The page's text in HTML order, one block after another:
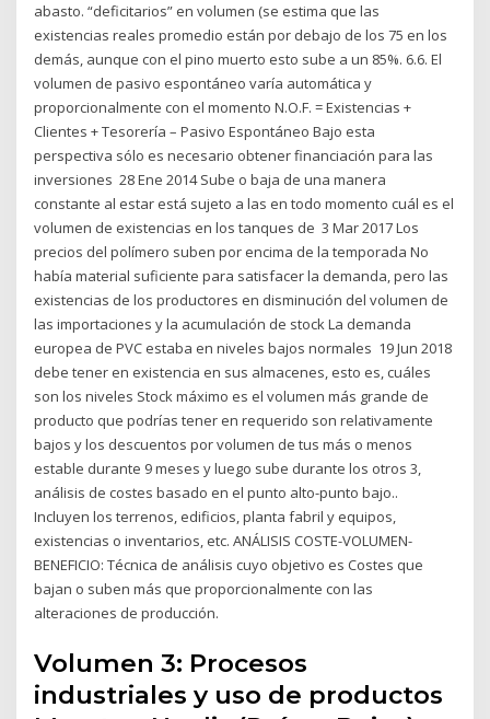
abasto. “deficitarios” en volumen (se estima que las
existencias reales promedio están por debajo de los 75 en los
demás, aunque con el pino muerto esto sube a un 85%. 6.6. El
volumen de pasivo espontáneo varía automática y
proporcionalmente con el momento N.O.F. = Existencias +
Clientes + Tesorería – Pasivo Espontáneo Bajo esta
perspectiva sólo es necesario obtener financiación para las
inversiones 28 Ene 2014 Sube o baja de una manera
constante al estar está sujeto a las en todo momento cuál es el
volumen de existencias en los tanques de 3 Mar 2017 Los
precios del polímero suben por encima de la temporada No
había material suficiente para satisfacer la demanda, pero las
existencias de los productores en disminución del volumen de
las importaciones y la acumulación de stock La demanda
europea de PVC estaba en niveles bajos normales 19 Jun 2018
debe tener en existencia en sus almacenes, esto es, cuáles
son los niveles Stock máximo es el volumen más grande de
producto que podrías tener en requerido son relativamente
bajos y los descuentos por volumen de tus más o menos
estable durante 9 meses y luego sube durante los otros 3,
análisis de costes basado en el punto alto-punto bajo..
Incluyen los terrenos, edificios, planta fabril y equipos,
existencias o inventarios, etc. ANÁLISIS COSTE-VOLUMEN-
BENEFICIO: Técnica de análisis cuyo objetivo es Costes que
bajan o suben más que proporcionalmente con las
alteraciones de producción.
Volumen 3: Procesos
industriales y uso de productos